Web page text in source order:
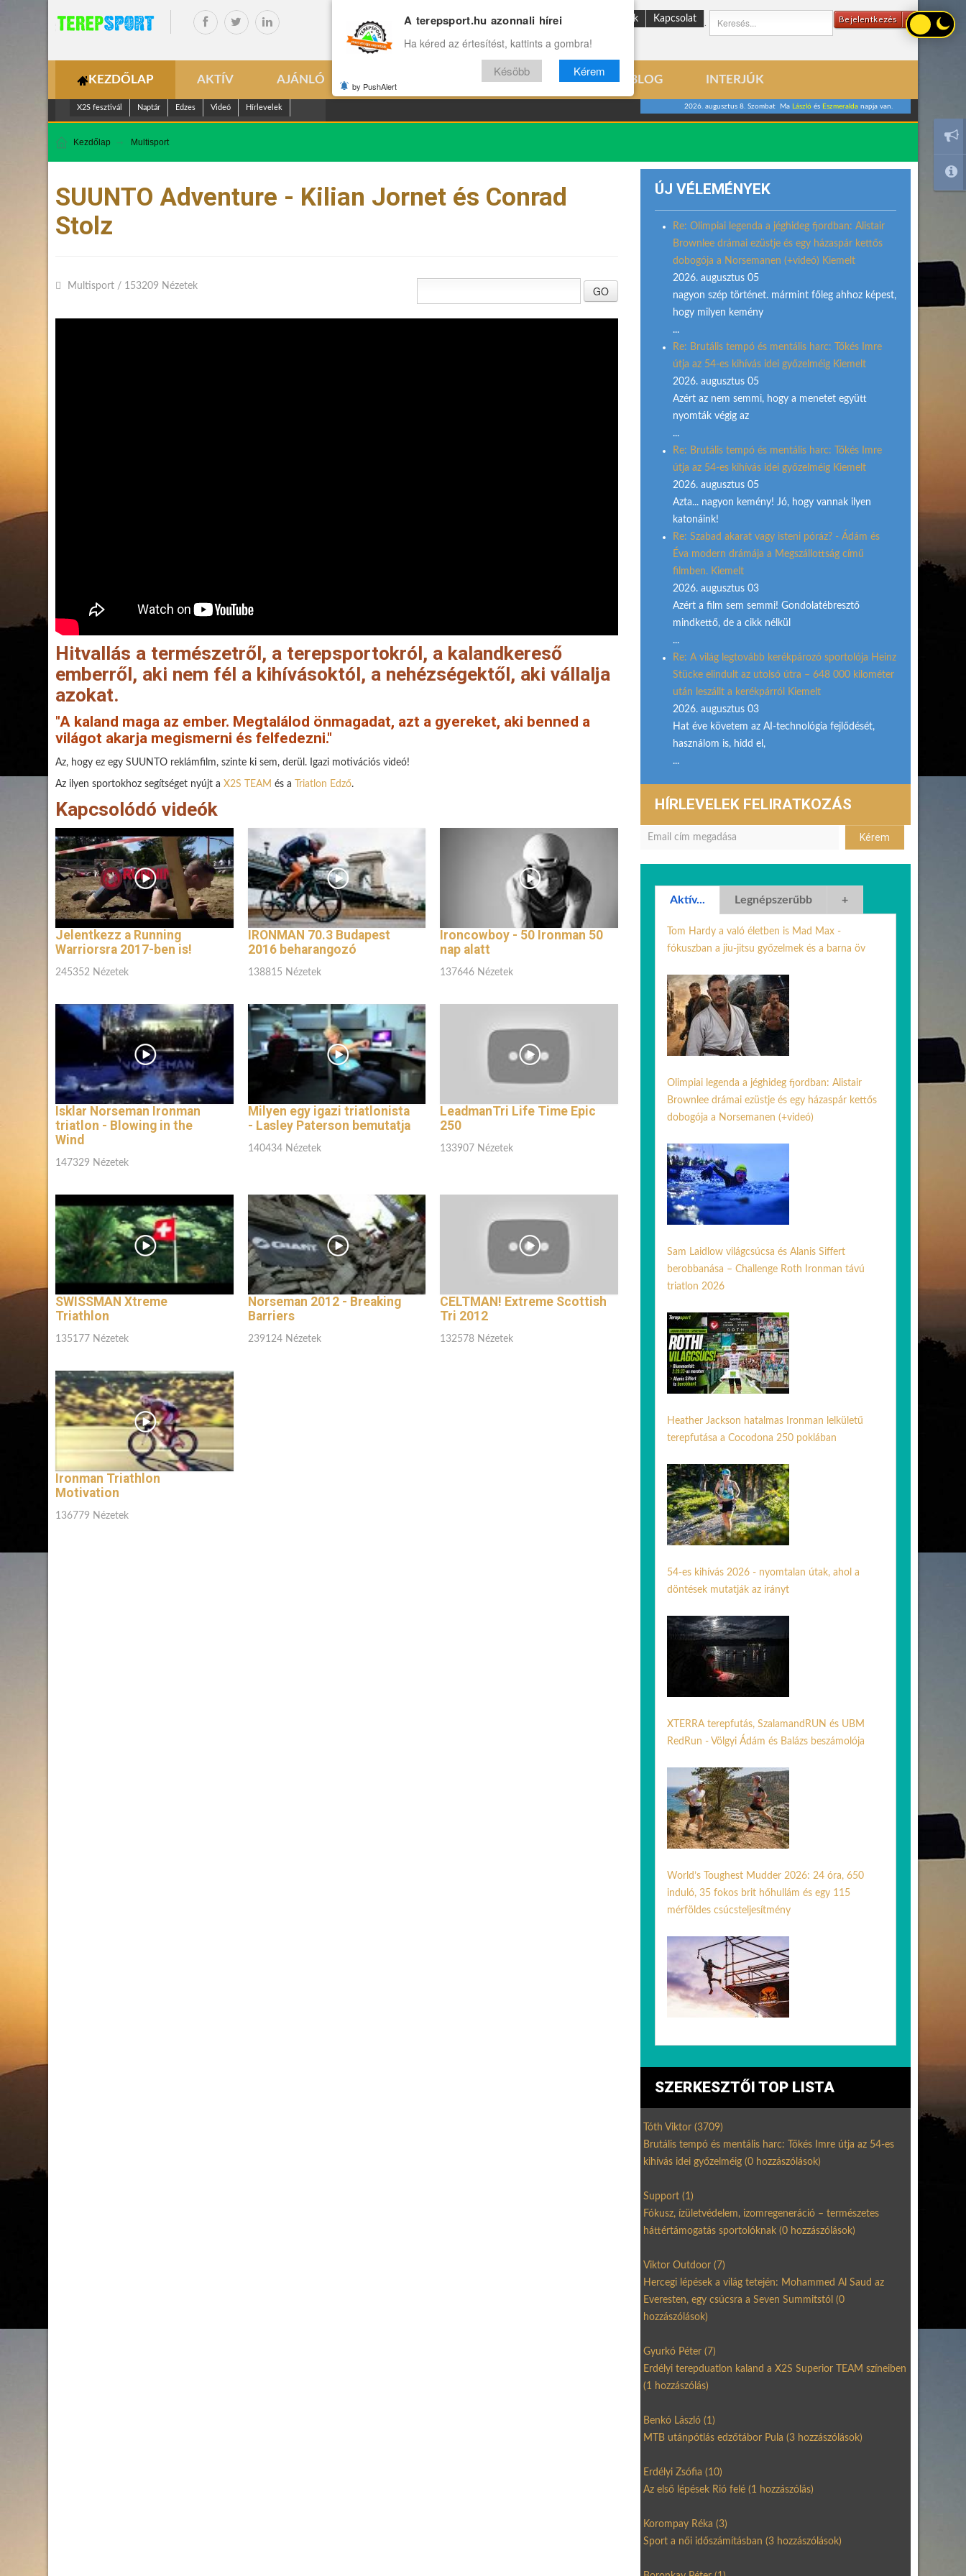
Bejelentkezés
ENG Reviews Archívum Rólunk Kapcsolat
KEZDŐLAP AKTÍV AJÁNLÓ ÉLETMÓD VILÁG BLOG INTERJÚK
X2S fesztivál Naptár Edzes Videó Hírlevelek 2026. augusztus 8. Szombat Ma Lászlóés Eszmeraldanapja van.
Kezdőlap Multisport
SUUNTO Adventure - Kilian Jornet és Conrad
Stolz
Multisport / 153209 Nézetek GO
Hitvallás a természetről, a terepsportokról, a kalandkereső
emberről, aki nem fél a kihívásoktól, a nehézségektől, aki vállalja
azokat.
"A kaland maga az ember. Megtalálod önmagadat, azt a gyereket, aki benned a
világot akarja megismerni és felfedezni."
Az, hogy ez egy SUUNTO reklámfilm, szinte ki sem, derül. Igazi motivációs videó!
Az ilyen sportokhoz segítséget nyújt a X2S TEAM és a Triatlon Edző.
Kapcsolódó videók
Jelentkezz a Running
Warriorsra 2017-ben is!
245352 Nézetek
IRONMAN 70.3 Budapest
2016 beharangozó
138815 Nézetek
Ironcowboy - 50 Ironman 50
nap alatt
137646 Nézetek
Isklar Norseman Ironman
triatlon - Blowing in the
Wind
147329 Nézetek
Milyen egy igazi triatlonista
- Lasley Paterson bemutatja
140434 Nézetek
LeadmanTri Life Time Epic
250
133907 Nézetek
SWISSMAN Xtreme
Triathlon
135177 Nézetek
Norseman 2012 - Breaking
Barriers
239124 Nézetek
CELTMAN! Extreme Scottish
Tri 2012
132578 Nézetek
Ironman Triathlon
Motivation
136779 Nézetek
ÚJ VÉLEMÉNYEK
Re: Olimpiai legenda a jéghideg fjordban: Alistair
Brownlee drámai ezüstje és egy házaspár kettős
dobogója a Norsemanen (+videó) Kiemelt
2026. augusztus 05
nagyon szép történet. mármint főleg ahhoz képest,
hogy milyen kemény
...
Re: Brutális tempó és mentális harc: Tőkés Imre
útja az 54-es kihívás idei győzelméig Kiemelt
2026. augusztus 05
Azért az nem semmi, hogy a menetet együtt
nyomták végig az
...
Re: Brutális tempó és mentális harc: Tőkés Imre
útja az 54-es kihívás idei győzelméig Kiemelt
2026. augusztus 05
Azta... nagyon kemény! Jó, hogy vannak ilyen
katonáink!
Re: Szabad akarat vagy isteni póráz? - Ádám és
Éva modern drámája a Megszállottság című
filmben. Kiemelt
2026. augusztus 03
Azért a film sem semmi! Gondolatébresztő
mindkettő, de a cikk nélkül
...
Re: A világ legtovább kerékpározó sportolója Heinz
Stücke elindult az utolsó útra – 648 000 kilométer
után leszállt a kerékpárról Kiemelt
2026. augusztus 03
Hat éve követem az AI-technológia fejlődését,
használom is, hidd el,
...
HÍRLEVELEK FELIRATKOZÁS
Aktív... Legnépszerűbb +
Tom Hardy a való életben is Mad Max -
fókuszban a jiu-jitsu győzelmek és a barna öv
Olimpiai legenda a jéghideg fjordban: Alistair
Brownlee drámai ezüstje és egy házaspár kettős
dobogója a Norsemanen (+videó)
Sam Laidlow világcsúcsa és Alanis Siffert
berobbanása – Challenge Roth Ironman távú
triatlon 2026
Heather Jackson hatalmas Ironman lelkületű
terepfutása a Cocodona 250 poklában
54-es kihívás 2026 - nyomtalan útak, ahol a
döntések mutatják az irányt
XTERRA terepfutás, SzalamandRUN és UBM
RedRun - Völgyi Ádám és Balázs beszámolója
World’s Toughest Mudder 2026: 24 óra, 650
induló, 35 fokos brit hőhullám és egy 115
mérföldes csúcsteljesítmény
SZERKESZTŐI TOP LISTA
Tóth Viktor (3709)
Brutális tempó és mentális harc: Tőkés Imre útja az 54-es
kihívás idei győzelméig (0 hozzászólások)
Support (1)
Fókusz, ízületvédelem, izomregeneráció – természetes
háttértámogatás sportolóknak (0 hozzászólások)
Viktor Outdoor (7)
Hercegi lépések a világ tetején: Mohammed Al Saud az
Everesten, egy csúcsra a Seven Summitstól (0
hozzászólások)
Gyurkó Péter (7)
Erdélyi terepduatlon kaland a X2S Superior TEAM színeiben
(1 hozzászólás)
Benkó László (1)
MTB utánpótlás edzőtábor Pula (3 hozzászólások)
Erdélyi Zsófia (10)
Az első lépések Rió felé (1 hozzászólás)
Korompay Réka (3)
Sport a női időszámításban (3 hozzászólások)
A terepsport.hu azonnali hírei
Ha kéred az értesítést, kattints a gombra!
Késöbb Kérem
by PushAlert